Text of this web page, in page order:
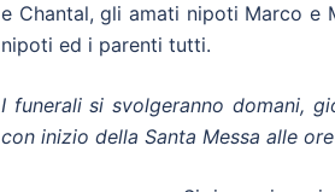
e Chantal, gli amati nipoti Marco e
nipoti ed i parenti tutti.
I funerali si svolgeranno domani,
con inizio della Santa Messa alle